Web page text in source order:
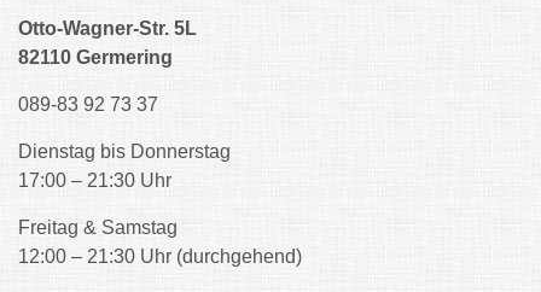
Otto-Wagner-Str. 5L
82110 Germering
089-83 92 73 37
Dienstag bis Donnerstag
17:00 – 21:30 Uhr
Freitag & Samstag
12:00 – 21:30 Uhr (durchgehend)